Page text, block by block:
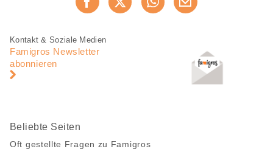
Jetzt weiterempfehlen
Fusszeile
Fusszeile
Navigation
Kontakt & Soziale Medien
Famigros Newsletter
abonnieren
Beliebte Seiten
Oft gestellte Fragen zu Famigros